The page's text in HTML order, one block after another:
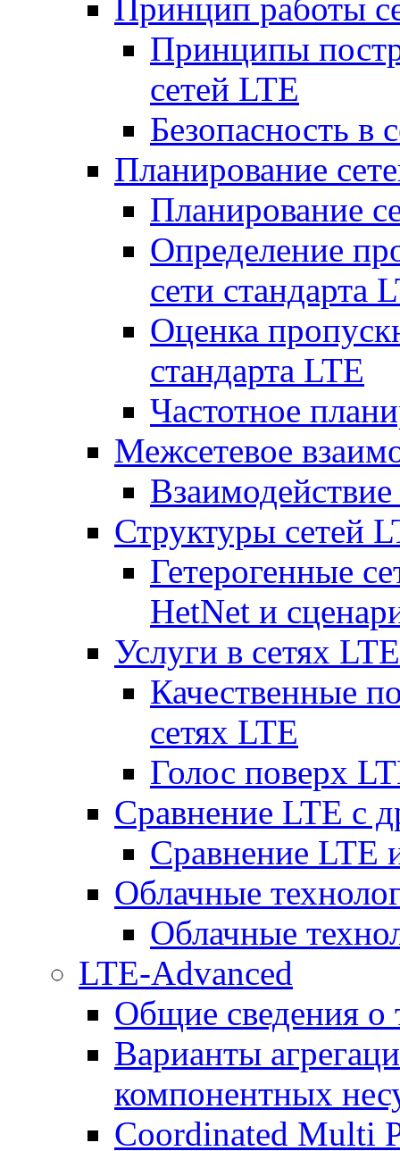
Принцип работы
Принципы
сетей LTE
Безопасность в
Планирование
Планирование
Определение
сети стандарта
Оценка
стандарта LTE
Частотное
Межсетевое
Структуры сетей
Гетерогенные
HetNet и
Услуги в сетях LTE
Качественные
сетях LTE
Голос поверх
Сравнение LTE с
Сравнение LTE
Облачные
Облачные
LTE-Advanced
Общие сведения о
Варианты
компонентных
Coordinated Multi